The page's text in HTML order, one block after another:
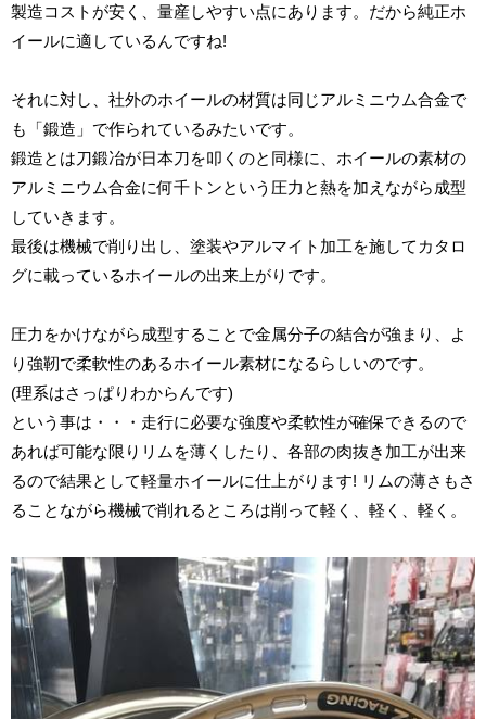
製造コストが安く、量産しやすい点にあります。だから純正ホ
イールに適しているんですね!
それに対し、社外のホイールの材質は同じアルミニウム合金で
も「鍛造」で作られているみたいです。
鍛造とは刀鍛冶が日本刀を叩くのと同様に、ホイールの素材の
アルミニウム合金に何千トンという圧力と熱を加えながら成型
していきます。
最後は機械で削り出し、塗装やアルマイト加工を施してカタロ
グに載っているホイールの出来上がりです。
圧力をかけながら成型することで金属分子の結合が強まり、よ
り強靭で柔軟性のあるホイール素材になるらしいのです。
(理系はさっぱりわからんです)
という事は・・・走行に必要な強度や柔軟性が確保できるので
あれば可能な限りリムを薄くしたり、各部の肉抜き加工が出来
るので結果として軽量ホイールに仕上がります! リムの薄さもさ
ることながら機械で削れるところは削って軽く、軽く、軽く。